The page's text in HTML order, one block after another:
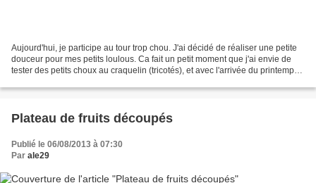
Aujourd'hui, je participe au tour trop chou. J'ai décidé de réaliser une petite
douceur pour mes petits loulous. Ca fait un petit moment que j'ai envie de
tester des petits choux au craquelin (tricotés), et avec l'arrivée du printemps,
Plateau de fruits découpés
Publié le 06/08/2013 à 07:30
Par ale29